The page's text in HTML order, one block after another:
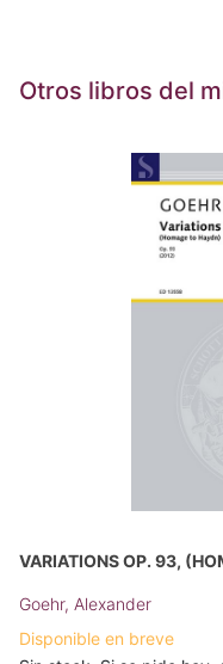
Otros libros del
VARIATIONS OP. 93,
Goehr, Alexander
Disponible en breve